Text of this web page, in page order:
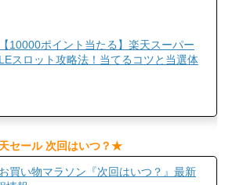
【10000ポイント当たる】楽天スーパー
スロット攻略法！当てるコツと当選体
セール 次回はいつ？★​
お買い物マラソン『次回はいつ？』最新